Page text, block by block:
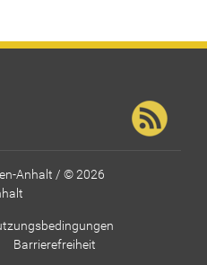
Anhalt / © 2026
Barrierefreiheit